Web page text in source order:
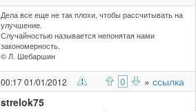
Дела все еще не так плохи, чтобы рассчитывать на
улучшение.
Случайностью называется непонятая нами
закономерность.
© Л. Шебаршин
00:17 01/01/2012 0 » ссылка
strelok75